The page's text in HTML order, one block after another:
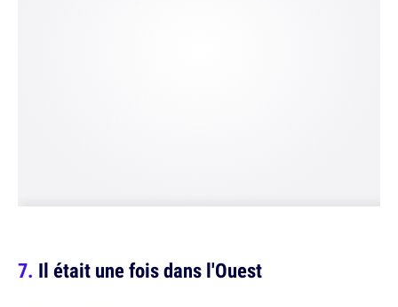
Il était une fois dans l'Ouest